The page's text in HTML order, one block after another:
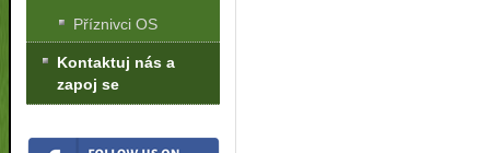
Příznivci OS
Kontaktuj nás a
zapoj se